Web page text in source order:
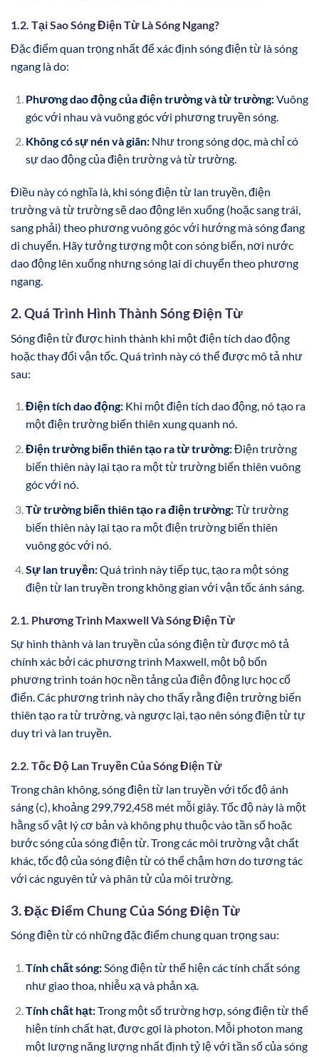
1.2. Tại Sao Sóng Điện Từ Là Sóng Ngang?
Đặc điểm quan trọng nhất để xác định sóng điện từ là sóng
ngang là do:
Phương dao động của điện trường và từ trường:Vuông
góc với nhau và vuông góc với phương truyền sóng.
Không có sự nén và giãn:Như trong sóng dọc, mà chỉ có
sự dao động của điện trường và từ trường.
Điều này có nghĩa là, khi sóng điện từ lan truyền, điện
trường và từ trường sẽ dao động lên xuống (hoặc sang trái,
sang phải) theo phương vuông góc với hướng mà sóng đang
di chuyển. Hãy tưởng tượng một con sóng biển, nơi nước
dao động lên xuống nhưng sóng lại di chuyển theo phương
ngang.
2. Quá Trình Hình Thành Sóng Điện Từ
Sóng điện từ được hình thành khi một điện tích dao động
hoặc thay đổi vận tốc. Quá trình này có thể được mô tả như
sau:
Điện tích dao động:Khi một điện tích dao động, nó tạo ra
một điện trường biến thiên xung quanh nó.
Điện trường biến thiên tạo ra từ trường:Điện trường
biến thiên này lại tạo ra một từ trường biến thiên vuông
góc với nó.
Từ trường biến thiên tạo ra điện trường:Từ trường
biến thiên này lại tạo ra một điện trường biến thiên
vuông góc với nó.
Sự lan truyền:Quá trình này tiếp tục, tạo ra một sóng
điện từ lan truyền trong không gian với vận tốc ánh sáng.
2.1. Phương Trình Maxwell Và Sóng Điện Từ
Sự hình thành và lan truyền của sóng điện từ được mô tả
chính xác bởi các phương trình Maxwell, một bộ bốn
phương trình toán học nền tảng của điện động lực học cổ
điển. Các phương trình này cho thấy rằng điện trường biến
thiên tạo ra từ trường, và ngược lại, tạo nên sóng điện từ tự
duy trì và lan truyền.
2.2. Tốc Độ Lan Truyền Của Sóng Điện Từ
Trong chân không, sóng điện từ lan truyền với tốc độ ánh
sáng (c), khoảng 299,792,458 mét mỗi giây. Tốc độ này là một
hằng số vật lý cơ bản và không phụ thuộc vào tần số hoặc
bước sóng của sóng điện từ. Trong các môi trường vật chất
khác, tốc độ của sóng điện từ có thể chậm hơn do tương tác
với các nguyên tử và phân tử của môi trường.
3. Đặc Điểm Chung Của Sóng Điện Từ
Sóng điện từ có những đặc điểm chung quan trọng sau:
Tính chất sóng:Sóng điện từ thể hiện các tính chất sóng
như giao thoa, nhiễu xạ và phản xạ.
Tính chất hạt:Trong một số trường hợp, sóng điện từ thể
hiện tính chất hạt, được gọi là photon. Mỗi photon mang
một lượng năng lượng nhất định tỷ lệ với tần số của sóng